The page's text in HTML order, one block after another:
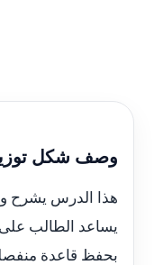
وصف شكل توزيع
هذا الدرس يشرح
يساعد الطالب على
بحفظ قاعدة